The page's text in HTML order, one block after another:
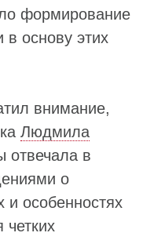
формирование
в основу этих
внимание,
Людмила
отвечала в
о
и особенностях
четких